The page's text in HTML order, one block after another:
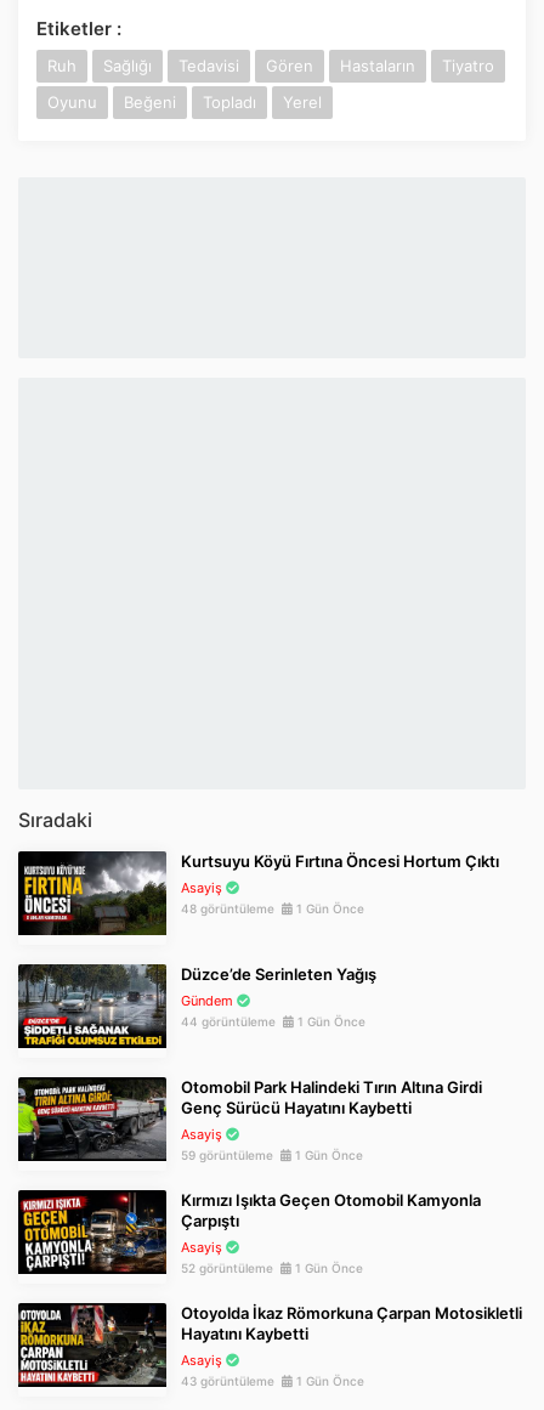
Etiketler :
Ruh Sağlığı Tedavisi Gören Hastaların
Tiyatro
Oyunu
Beğeni Topladı Yerel
Sıradaki
Kurtsuyu Köyü Fırtına Öncesi Hortum Çıktı
Asayiş
48 görüntüleme 1 Gün Önce
Düzce’de Serinleten Yağış
Gündem
44 görüntüleme 1 Gün Önce
Otomobil Park Halindeki Tırın Altına Girdi
Genç Sürücü Hayatını Kaybetti
Asayiş
59 görüntüleme 1 Gün Önce
Kırmızı Işıkta Geçen Otomobil Kamyonla
Çarpıştı
Asayiş
52 görüntüleme 1 Gün Önce
Otoyolda İkaz Römorkuna Çarpan Motosikletli
Hayatını Kaybetti
Asayiş
43 görüntüleme 1 Gün Önce